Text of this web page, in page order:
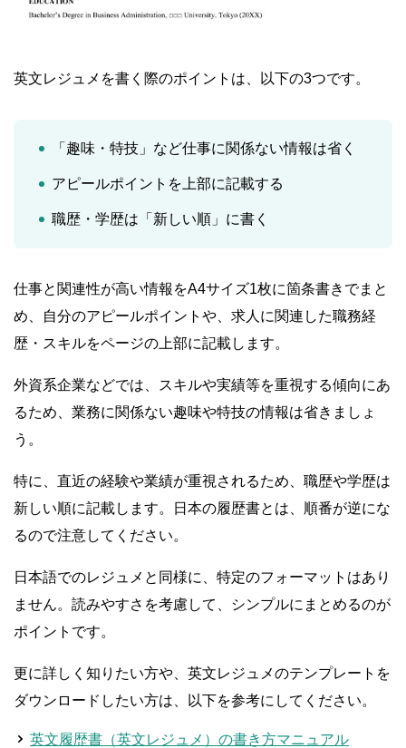
英文レジュメを書く際のポイントは、以下の3つです。
「趣味・特技」など仕事に関係ない情報は省く
アピールポイントを上部に記載する
職歴・学歴は「新しい順」に書く
仕事と関連性が高い情報をA4サイズ1枚に箇条書きでまと
め、自分のアピールポイントや、求人に関連した職務経
歴・スキルをページの上部に記載します。
外資系企業などでは、スキルや実績等を重視する傾向にあ
るため、業務に関係ない趣味や特技の情報は省きましょ
う。
特に、直近の経験や業績が重視されるため、職歴や学歴は
新しい順に記載します。日本の履歴書とは、順番が逆にな
るので注意してください。
日本語でのレジュメと同様に、特定のフォーマットはあり
ません。読みやすさを考慮して、シンプルにまとめるのが
ポイントです。
更に詳しく知りたい方や、英文レジュメのテンプレートを
ダウンロードしたい方は、以下を参考にしてください。
英文履歴書（英文レジュメ）の書き方マニュアル